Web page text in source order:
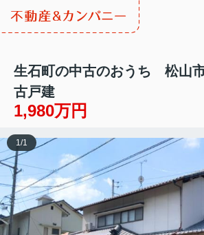
生石町の中古のおうち 松山
古戸建
1,980万円
1 /1